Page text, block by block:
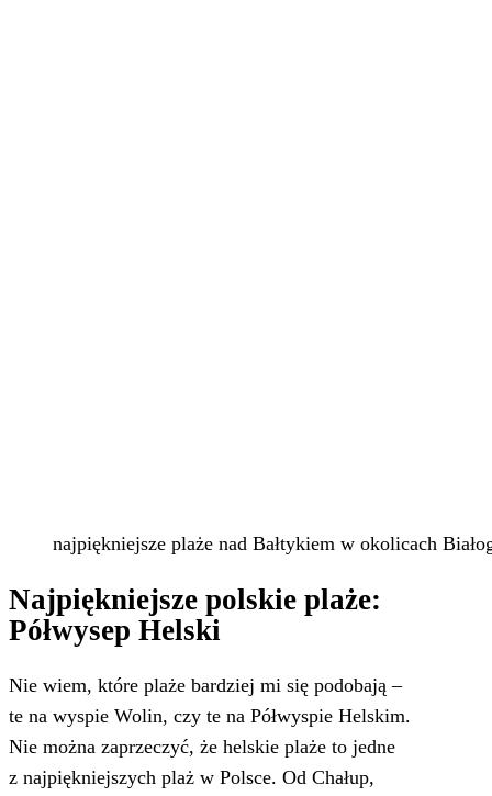
najpiękniejsze plaże nad Bałtykiem w okolicach
Najpiękniejsze polskie plaże:
Półwysep Helski
Nie wiem, które plaże bardziej mi się podobają –
te na wyspie Wolin, czy te na Półwyspie Helskim.
Nie można zaprzeczyć, że helskie plaże to jedne
z najpiękniejszych plaż w Polsce. Od Chałup,